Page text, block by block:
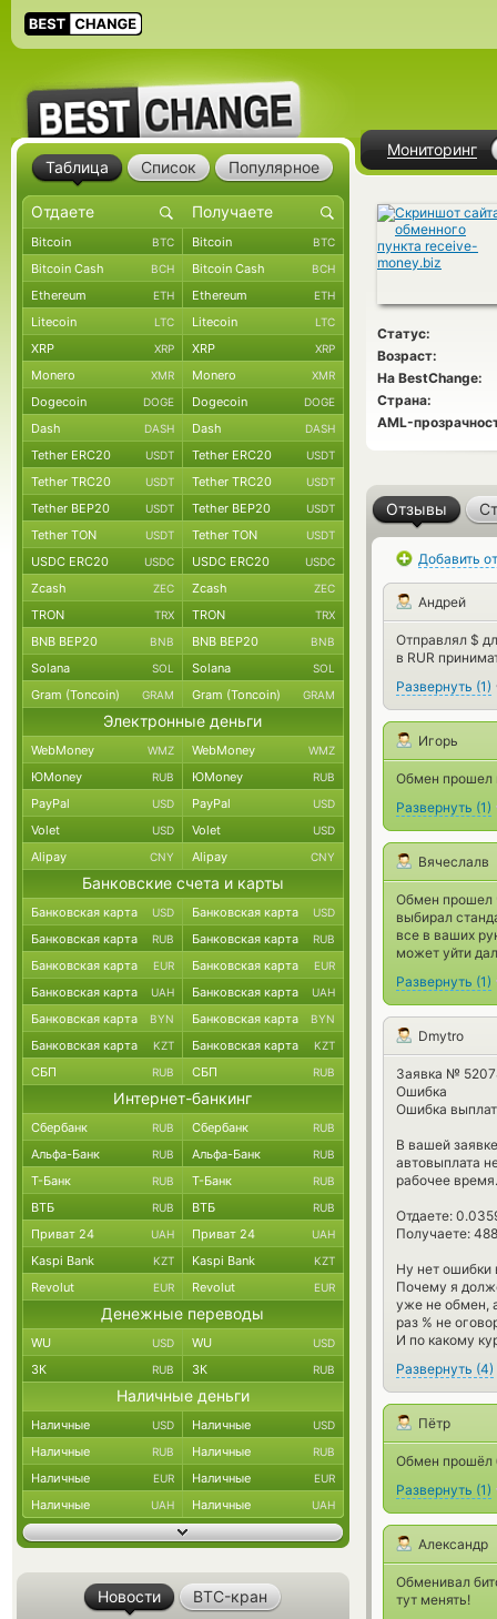
Мониторинг
Статус:
Возраст:
На BestChange:
Страна:
AML-
Отзывы
Добавить
Андрей
Отправлял $
в RUR
Развернуть (1)
Игорь
Обмен прошел
Развернуть (1)
Вячеслалв
Обмен прошел
выбирал
все в ваших
может уйти
Развернуть (1)
Dmytro
Заявка №
Ошибка
Ошибка
В вашей
автовыплата
рабочее время.
Отдаете:
Получаете:
Ну нет ошибки
Почему я
уже не обмен,
раз % не
И по какому
Развернуть (4)
Пётр
Обмен прошёл
Развернуть (1)
Александр
Обменивал
тут менять!
Таблица Список Популярное
Bitcoin BTC Bitcoin BTC
Bitcoin Cash BCH Bitcoin Cash BCH
Ethereum ETH Ethereum ETH
Litecoin LTC Litecoin LTC
XRP XRP XRP XRP
Monero XMR Monero XMR
Dogecoin DOGE Dogecoin DOGE
Dash DASH Dash DASH
Tether ERC20 USDT Tether ERC20 USDT
Tether TRC20 USDT Tether TRC20 USDT
Tether BEP20 USDT Tether BEP20 USDT
Tether TON USDT Tether TON USDT
USDC ERC20 USDC USDC ERC20 USDC
Zcash ZEC Zcash ZEC
TRON TRX TRON TRX
BNB BEP20 BNB BNB BEP20 BNB
Solana SOL Solana SOL
Gram (Toncoin) GRAM Gram (Toncoin) GRAM
Электронные деньги
WebMoney WMZ WebMoney WMZ
ЮMoney RUB ЮMoney RUB
PayPal USD PayPal USD
Volet USD Volet USD
Alipay CNY Alipay CNY
Банковские счета и карты
Банковская карта USD Банковская карта USD
Банковская карта RUB Банковская карта RUB
Банковская карта EUR Банковская карта EUR
Банковская карта UAH Банковская карта UAH
Банковская карта BYN Банковская карта BYN
Банковская карта KZT Банковская карта KZT
СБП RUB СБП RUB
Интернет-банкинг
Сбербанк RUB Сбербанк RUB
Альфа-Банк RUB Альфа-Банк RUB
Т-Банк RUB Т-Банк RUB
ВТБ RUB ВТБ RUB
Приват 24 UAH Приват 24 UAH
Kaspi Bank KZT Kaspi Bank KZT
Revolut EUR Revolut EUR
Денежные переводы
WU USD WU USD
ЗК RUB ЗК RUB
Наличные деньги
Наличные USD Наличные USD
Наличные RUB Наличные RUB
Наличные EUR Наличные EUR
Наличные UAH Наличные UAH
Новости BTC-кран